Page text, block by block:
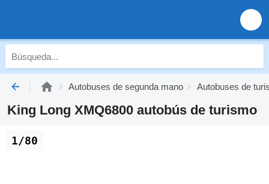
Autobuses de segunda mano Autobuses de
King Long XMQ6800 autobús de turismo
1/80